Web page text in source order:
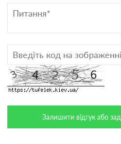
Залишити відгук або